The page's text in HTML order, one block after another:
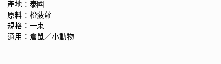
產地：泰國
原料：橙菠蘿
規格：一束
適用：倉鼠／小動物